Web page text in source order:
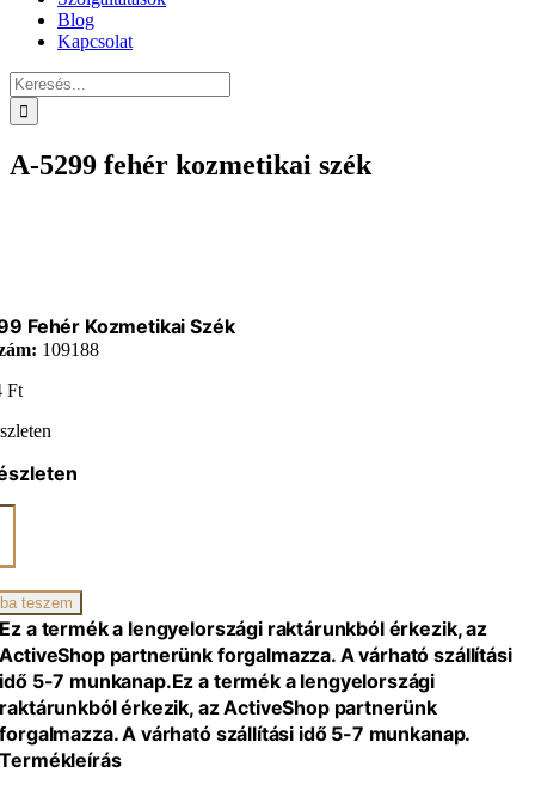
Blog
Kapcsolat
Keresés...
A-5299 fehér kozmetikai szék
Fehér Kozmetikai Szék
109188
Ft
teszem
Ez a termék a lengyelországi raktárunkból érkezik, az
ActiveShop partnerünk forgalmazza. A várható szállítási
idő 5-7 munkanap.Ez a termék a lengyelországi
raktárunkból érkezik, az ActiveShop partnerünk
forgalmazza. A várható szállítási idő 5-7 munkanap.
Termékleírás